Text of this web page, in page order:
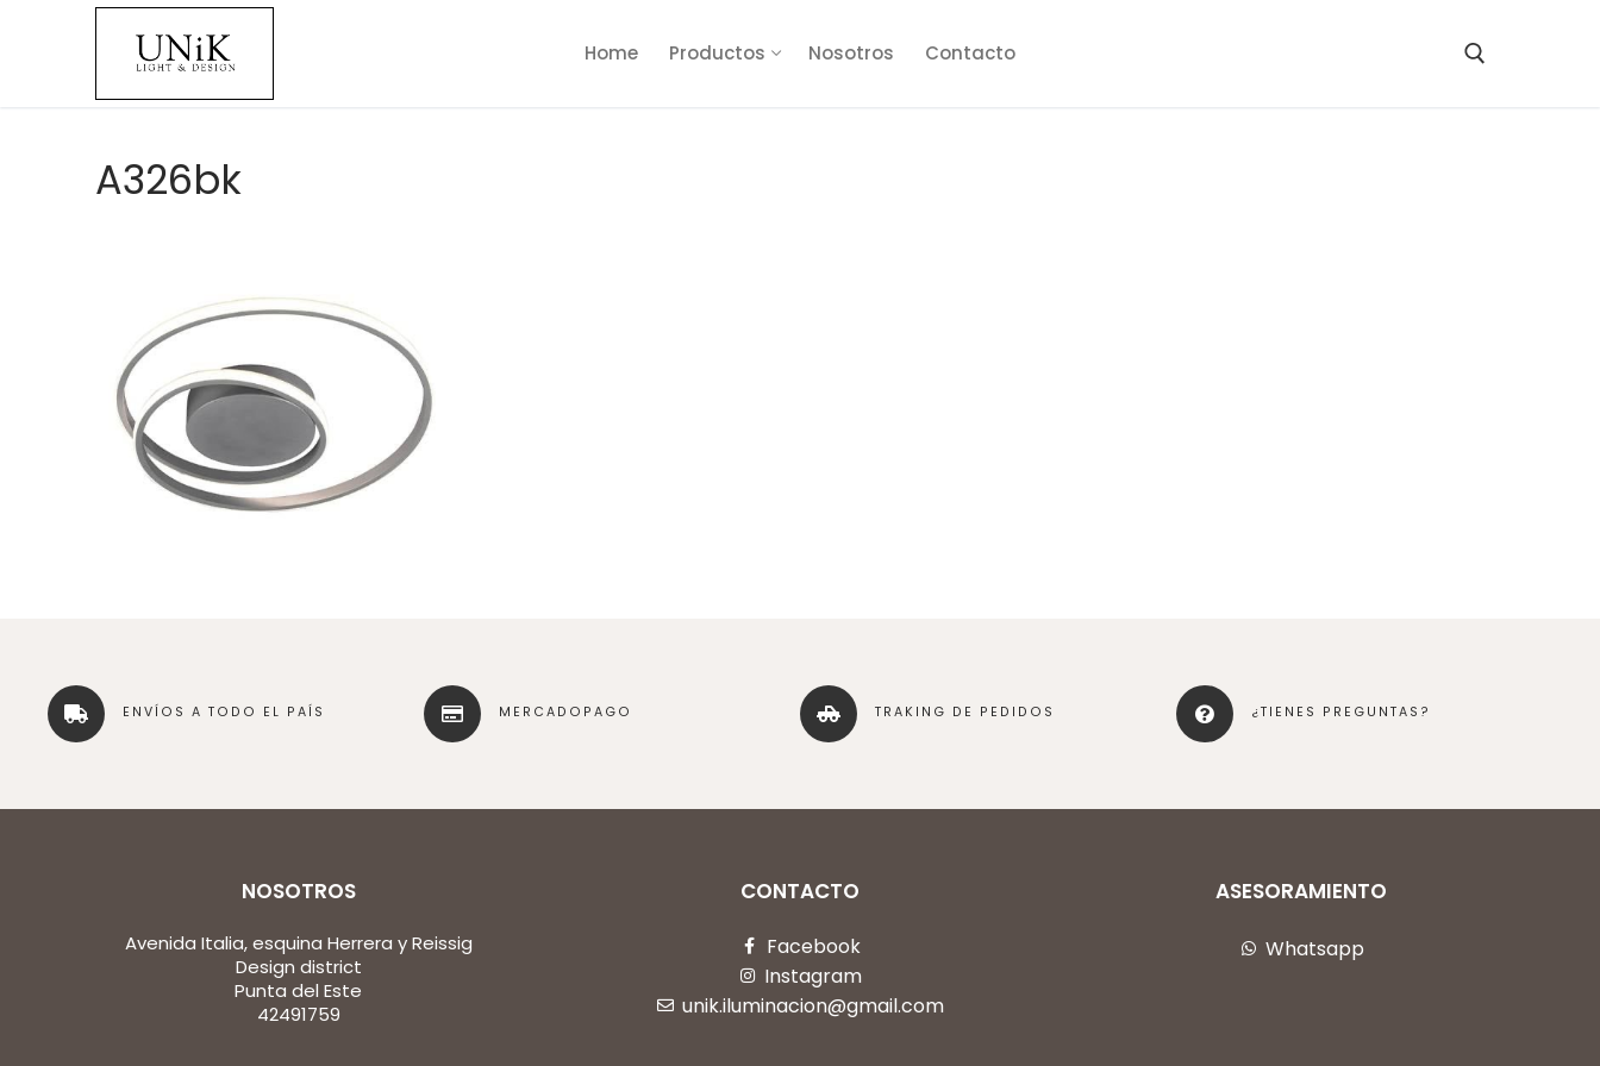
Home Productos Nosotros Contacto
A326bk
ENVÍOS A TODO EL PAÍS MERCADOPAGO TRAKING DE PEDIDOS ¿TIENES PREGUNTAS?
NOSOTROS
Avenida Italia, esquina Herrera y Reissig
Design district
Punta del Este
42491759
CONTACTO
Facebook
Instagram
unik.iluminacion@gmail.com
ASESORAMIENTO
Whatsapp